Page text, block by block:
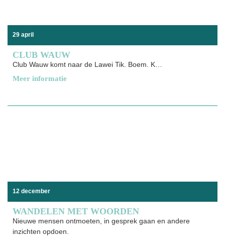
29 april
CLUB WAUW
Meer informatie
12 december
WANDELEN MET WOORDEN
Nieuwe mensen ontmoeten, in gesprek gaan en andere
inzichten opdoen.